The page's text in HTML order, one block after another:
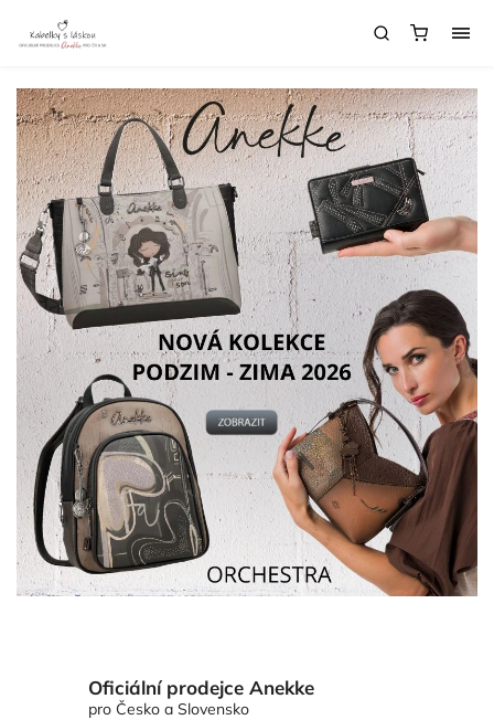
Oficiální prodejce Anekke
pro Česko a Slovensko